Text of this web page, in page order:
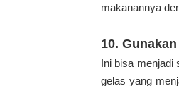
makanannya
10.
Ini bisa menjadi
gelas yang